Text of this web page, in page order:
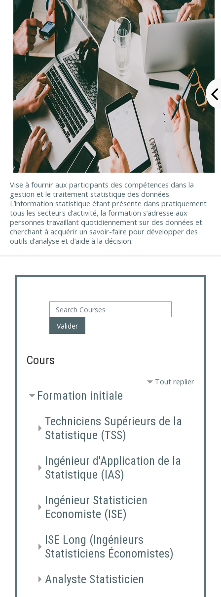
Vise à fournir aux participants des compétences dans la
gestion et le traitement statistique des données.
L’information statistique étant présente dans pratiquement
tous les secteurs d’activité, la formation s’adresse aux
personnes travaillant quotidiennement sur des données et
cherchant à acquérir un savoir-faire pour développer des
outils d’analyse et d’aide à la décision.
Search Courses
Valider
Cours
Tout replier
Formation initiale
Techniciens Supérieurs de la
Statistique (TSS)
Ingénieur d'Application de la
Statistique (IAS)
Ingénieur Statisticien
Economiste (ISE)
ISE Long (Ingénieurs
Statisticiens Économistes)
Analyste Statisticien